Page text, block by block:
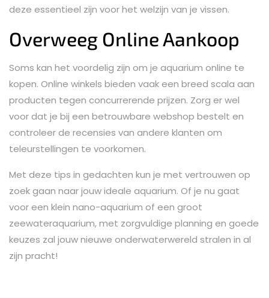
deze essentieel zijn voor het welzijn van je vissen.
Overweeg Online Aankoop
Soms kan het voordelig zijn om je aquarium online te
kopen. Online winkels bieden vaak een breed scala aan
producten tegen concurrerende prijzen. Zorg er wel
voor dat je bij een betrouwbare webshop bestelt en
controleer de recensies van andere klanten om
teleurstellingen te voorkomen.
Met deze tips in gedachten kun je met vertrouwen op
zoek gaan naar jouw ideale aquarium. Of je nu gaat
voor een klein nano-aquarium of een groot
zeewateraquarium, met zorgvuldige planning en goede
keuzes zal jouw nieuwe onderwaterwereld stralen in al
zijn pracht!